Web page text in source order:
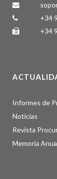
+34
+34
Informes de
Noticias
Revista
Memoria